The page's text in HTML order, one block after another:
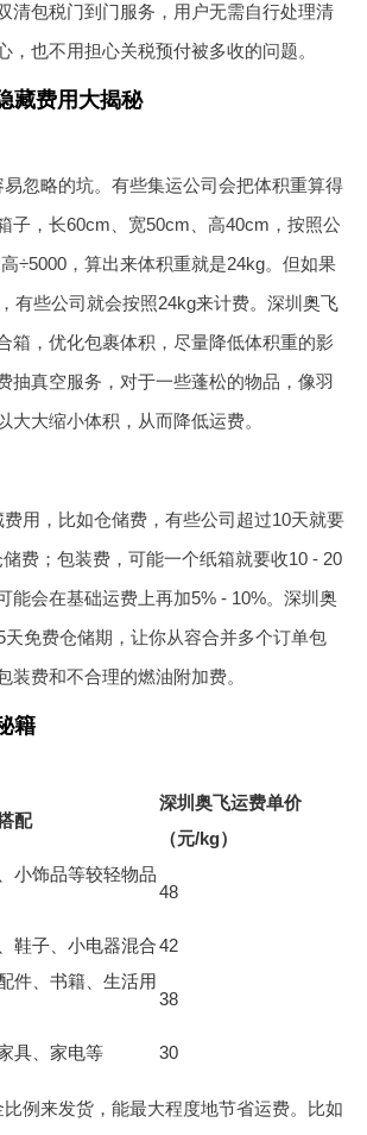
清包税门到门服务，用户无需自行处理清
，也不用担心关税预付被多收的问题。
藏费用大揭秘
忽略的坑。有些集运公司会把体积重算得
子，长60cm、宽50cm、高40cm，按照公
÷5000，算出来体积重就是24kg。但如果
有些公司就会按照24kg来计费。深圳 奥飞
箱，优化包裹体积，尽量降低体积重的影
抽真空服务，对于一些蓬松的物品，像羽
大大缩小体积，从而降低运费。
用，比如仓储费，有些公司超过10天就要
费；包装费，可能一个纸箱就要收10 - 20
能会在基础运费上再加5% - 10%。深圳 奥
天免费仓储期，让你从容合并多个订单包
装费和不合理的燃油附加费。
籍
配
深圳奥飞运费单价
（元/kg）
小饰品等较轻物品
48
鞋子、小电器混合42
件、书籍、生活用
38
具、家电等 30
例来发货，能最大程度地节省运费。比如